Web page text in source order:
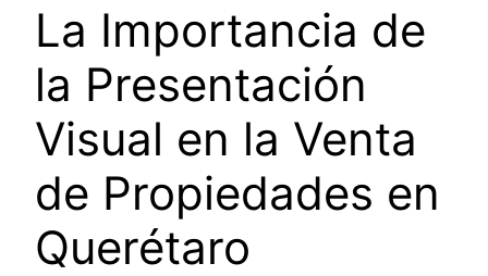
La Importancia de
la Presentación
Visual en la Venta
de Propiedades en
Querétaro